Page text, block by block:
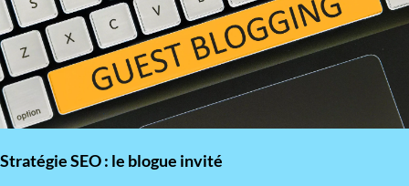
Stratégie SEO : le blogue invité